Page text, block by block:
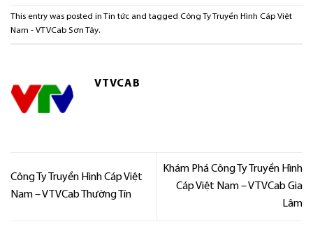
This entry was posted in Tin tức and tagged Công Ty Truyền Hình Cáp Việt
Nam - VTVCab Sơn Tây.
VTVCAB
Công Ty Truyền Hình Cáp Việt
Nam – VTVCab Thường Tín
Khám Phá Công Ty Truyền Hình
Cáp Việt Nam – VTVCab Gia
Lâm